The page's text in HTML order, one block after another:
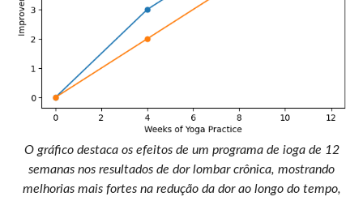
O gráfico destaca os efeitos de um programa de ioga de 12
semanas nos resultados de dor lombar crônica, mostrando
melhorias mais fortes na redução da dor ao longo do tempo,